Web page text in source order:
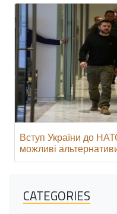
Вступ України до
можливі
CATEGORIES